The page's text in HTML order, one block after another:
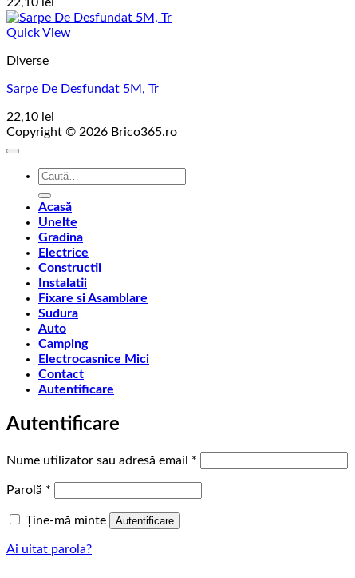
Quick View
Diverse
Sarpe De Desfundat 5M, Tr
22,10 lei
Copyright © 2026 Brico365.ro
Caută
Acasă
Unelte
Gradina
Electrice
Constructii
Instalatii
Fixare si Asamblare
Sudura
Auto
Camping
Electrocasnice Mici
Contact
Autentificare
Autentificare
Nume utilizator sau adresă email *
Parolă *
Ține-mă minte Autentificare
Ai uitat parola?